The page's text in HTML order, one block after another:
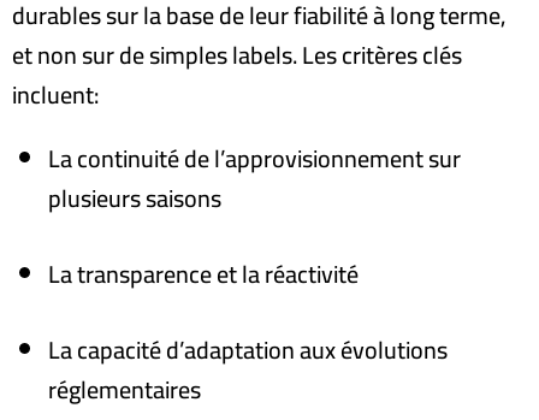
durables sur la base de leur fiabilité à long terme,
et non sur de simples labels. Les critères clés
incluent:
La continuité de l’approvisionnement sur
plusieurs saisons
La transparence et la réactivité
La capacité d’adaptation aux évolutions
réglementaires